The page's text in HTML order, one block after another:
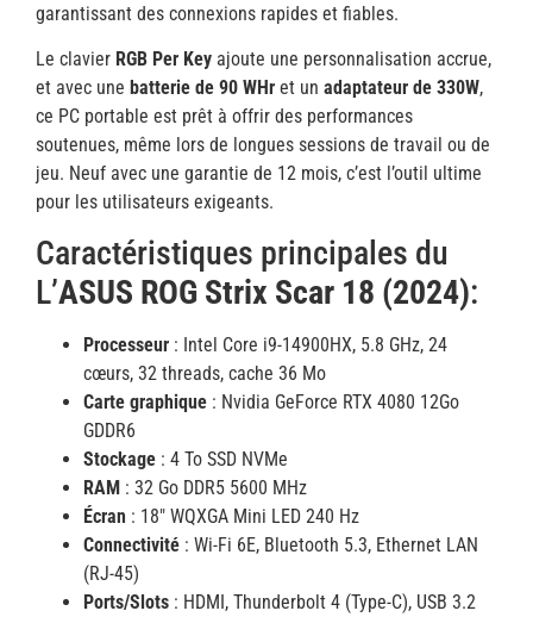
garantissant des connexions rapides et fiables.
Le clavier RGB Per Key ajoute une personnalisation accrue,
et avec une batterie de 90 WHr et un adaptateur de 330W,
ce PC portable est prêt à offrir des performances
soutenues, même lors de longues sessions de travail ou de
jeu. Neuf avec une garantie de 12 mois, c’est l’outil ultime
pour les utilisateurs exigeants.
Caractéristiques principales du
L’ASUS ROG Strix Scar 18 (2024):
Processeur : Intel Core i9-14900HX, 5.8 GHz, 24
cœurs, 32 threads, cache 36 Mo
Carte graphique : Nvidia GeForce RTX 4080 12Go
GDDR6
Stockage : 4 To SSD NVMe
RAM : 32 Go DDR5 5600 MHz
Écran : 18″ WQXGA Mini LED 240 Hz
Connectivité : Wi-Fi 6E, Bluetooth 5.3, Ethernet LAN
(RJ-45)
Ports/Slots : HDMI, Thunderbolt 4 (Type-C), USB 3.2